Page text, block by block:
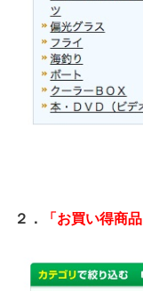
２． 「お買い得商